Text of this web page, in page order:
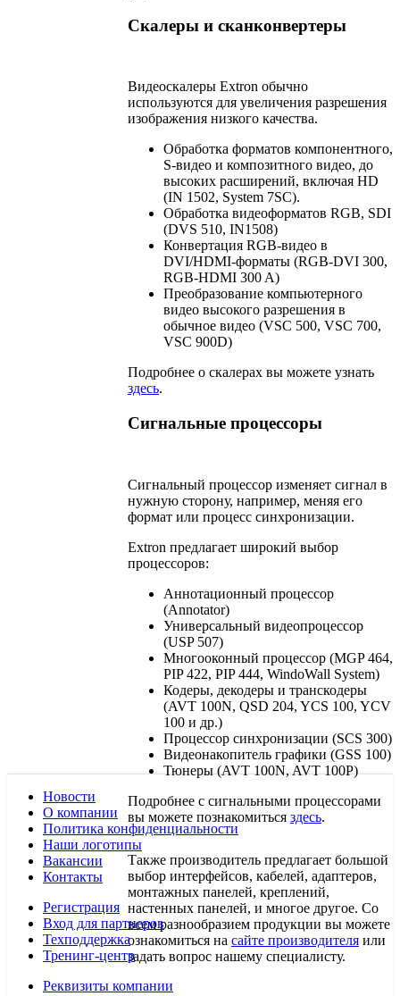
Скалеры и сканконвертеры
Видеоскалеры Extron обычно
используются для увеличения разрешения
изображения низкого качества.
Обработка форматов компонентного,
S-видео и композитного видео, до
высоких расширений, включая HD
(IN 1502, System 7SC).
Обработка видеоформатов RGB, SDI
(DVS 510, IN1508)
Конвертация RGB-видео в
DVI/HDMI-форматы (RGB-DVI 300,
RGB-HDMI 300 A)
Преобразование компьютерного
видео высокого разрешения в
обычное видео (VSC 500, VSC 700,
VSC 900D)
Подробнее о скалерах вы можете узнать
здесь.
Сигнальные процессоры
Сигнальный процессор изменяет сигнал в
нужную сторону, например, меняя его
формат или процесс синхронизации.
Extron предлагает широкий выбор
процессоров:
Аннотационный процессор
(Annotator)
Универсальный видеопроцессор
(USP 507)
Многооконный процессор (MGP 464,
PIP 422, PIP 444, WindoWall System)
Кодеры, декодеры и транскодеры
(AVT 100N, QSD 204, YCS 100, YCV
100 и др.)
Процессор синхронизации (SCS 300)
Видеонакопитель графики (GSS 100)
Тюнеры (AVT 100N, AVT 100P)
Подробнее с сигнальными процессорами
вы можете познакомиться здесь.
Также производитель предлагает большой
выбор интерфейсов, кабелей, адаптеров,
монтажных панелей, креплений,
настенных панелей, и многое другое. Со
всем разнообразием продукции вы можете
ознакомиться на сайте производителя или
задать вопрос нашему специалисту.
Новости
О компании
Политика конфиденциальности
Наши логотипы
Вакансии
Контакты
Регистрация
Вход для партнеров
Техподдержка
Тренинг-центр
Реквизиты компании